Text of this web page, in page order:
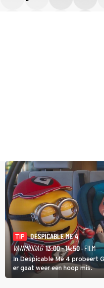
TIP
DESPICABLE ME 4
VANMIDDAG 13:00 - 14:50· FILM
In Despicable Me 4 probeert
er gaat weer een hoop mis.